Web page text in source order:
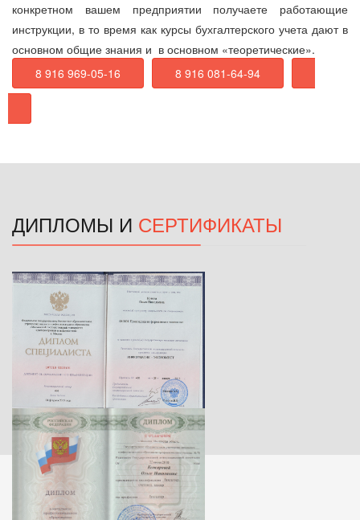
конкретном вашем предприятии получаете работающие
инструкции, в то время как курсы бухгалтерского учета дают в
основном общие знания и в основном «теоретические».
8 916 969-05-16
8 916 081-64-94
Задать вопрос
ДИПЛОМЫ И СЕРТИФИКАТЫ